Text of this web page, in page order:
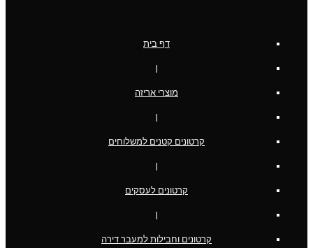
דף בית
מוצרי אריזה
קרטונים קטנים למשלוחים
קרטונים לעסקים
קרטונים וחבילות למעבר דירה